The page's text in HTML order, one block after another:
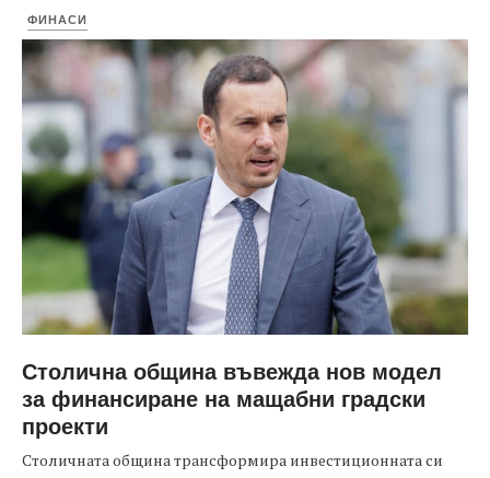
ФИНАСИ
Столична община въвежда нов модел
за финансиране на мащабни градски
проекти
Столичната община трансформира инвестиционната си